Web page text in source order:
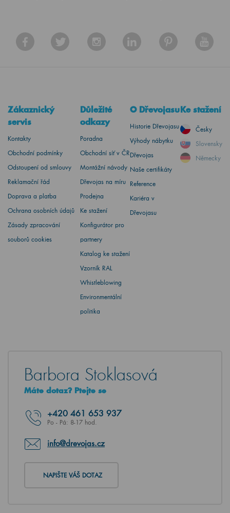
Zákaznický
servis
Kontakty
Obchodní podmínky
Odstoupení od smlouvy
Reklamační řád
Doprava a platba
Ochrana osobních údajů
Zásady zpracování
souborů cookies
Důležité
odkazy
Poradna
Obchodní síť v ČR
Montážní návody
Dřevojas na míru
Prodejna
Ke stažení
Konfigurátor pro
partnery
Katalog ke stažení
Vzorník RAL
Whistleblowing
Environmentální
politika
O Dřevojasu
Historie Dřevojasu
Výhody nábytku
Dřevojas
Naše certifikáty
Reference
Kariéra v
Dřevojasu
Ke stažení
Česky
Slovensky
Německy
Barbora Stoklasová
Máte dotaz? Ptejte se
+420 461 653 937
Po - Pá: 8-17 hod.
info@drevojas.cz
NAPIŠTE VÁŠ DOTAZ